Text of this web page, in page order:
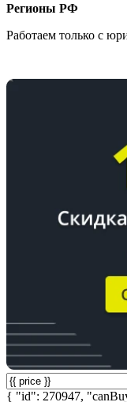
Регионы РФ
Работаем только с
{ "id": 270947,